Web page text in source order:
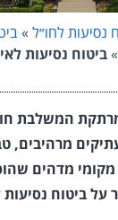
נסיעות לחו״ל »
»ביטוח נסיעות
מרתקת המשלבת
מרהיבים,
מקומי מדהים
ביטוח נסיעות